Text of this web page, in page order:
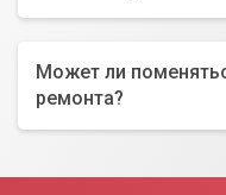
Может ли
ремонта?